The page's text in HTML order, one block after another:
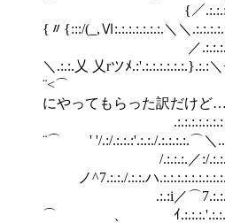
{／.:.:.:.:
{〃{:::/(_,Ⅵ:.:.:.:.:.:.:.＼＼
／.:.:.:.:.／.:}/
＼.:.:.乂 乂rツﾒ.:'.:.:.:.:.:.:.}.:.:＼
¨<⌒ ……で
にやってもらった訳だけ
.:.:.:.:.:.:.:ィ
¨⌒ ' '/.:/.:.:.:'.:.:./.:.:.:.:.⌒＼
/.:.:.:.／:/
ノ^7.:.:./.:.:.ハ
.:.:i／⌒7.:.:..:.:ｲ
⌒ 、 ｲ.:.:.:.'.:.:./